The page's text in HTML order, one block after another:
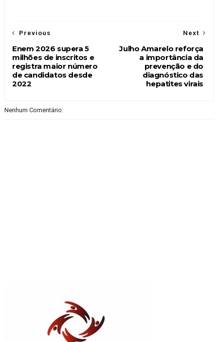
Next
Julho Amarelo reforça
a importância da
prevenção e do
diagnóstico das
hepatites virais
Previous
Enem 2026 supera 5
milhões de inscritos e
registra maior número
de candidatos desde
2022
Nenhum Comentário: